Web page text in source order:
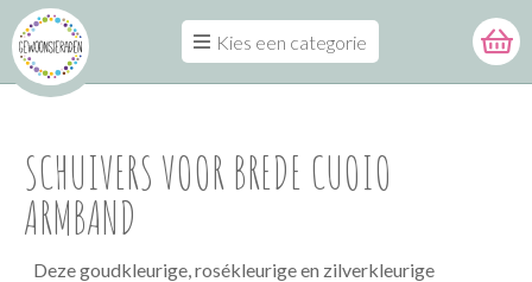
Kies een categorie
SCHUIVERS VOOR BREDE CUOIO
ARMBAND
Deze goudkleurige, rosékleurige en zilverkleurige